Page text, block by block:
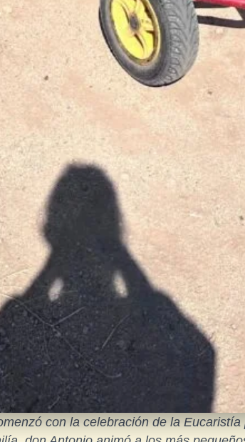
con la celebración de la